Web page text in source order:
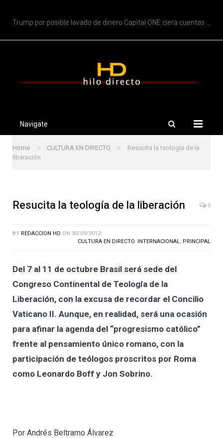
Trump por posible lavado de dinero Capital ONE ciera cuentas de Trump
Navigate
Home » CULTURA EN DIRECTO »
Resucita la teología de la
liberación
Resucita la teología de la liberación 0
BY REDACCION HD ON 30/09/2012
CULTURA EN DIRECTO, INTERNACIONAL, PRINCIPAL
Del 7 al 11 de octubre Brasil será sede del
Congreso Continental de Teología de la
Liberación, con la excusa de recordar el Concilio
Vaticano II. Aunque, en realidad, será una ocasión
para afinar la agenda del “progresismo católico”
frente al pensamiento único romano, con la
participación de teólogos proscritos por Roma
como Leonardo Boff y Jon Sobrino.
Por Andrés Beltramo Álvarez